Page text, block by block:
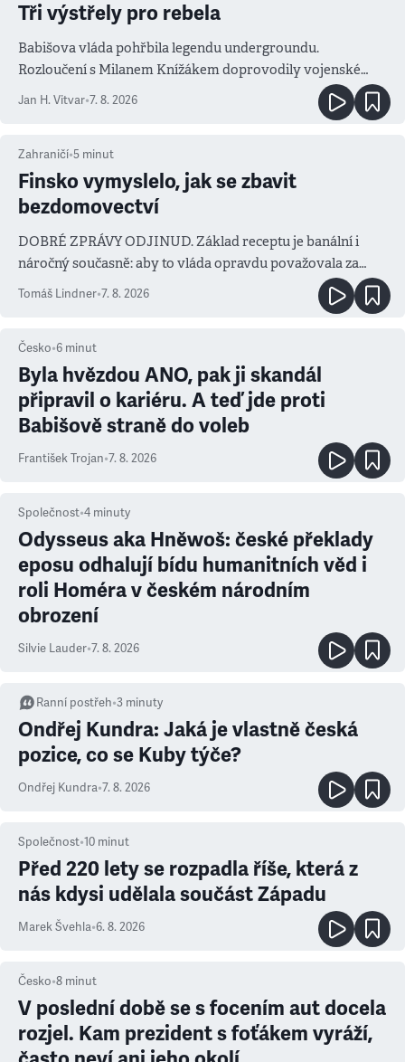
Tři výstřely pro rebela
Babišova vláda pohřbila legendu undergroundu.
Rozloučení s Milanem Knížákem doprovodily vojenské
salvy i kritika pokrokářů
Jan H. Vitvar•7. 8. 2026
Zahraničí•5 minut
Finsko vymyslelo, jak se zbavit
bezdomovectví
DOBRÉ ZPRÁVY ODJINUD. Základ receptu je banální i
náročný současně: aby to vláda opravdu považovala za
prioritu
Tomáš Lindner•7. 8. 2026
Česko•6 minut
Byla hvězdou ANO, pak ji skandál
připravil o kariéru. A teď jde proti
Babišově straně do voleb
František Trojan•7. 8. 2026
Společnost•4 minuty
Odysseus aka Hněwoš: české překlady
eposu odhalují bídu humanitních věd i
roli Homéra v českém národním
obrození
Silvie Lauder•7. 8. 2026
Ranní postřeh•3 minuty
Ondřej Kundra: Jaká je vlastně česká
pozice, co se Kuby týče?
Ondřej Kundra•7. 8. 2026
Společnost•10 minut
Před 220 lety se rozpadla říše, která z
nás kdysi udělala součást Západu
Marek Švehla•6. 8. 2026
Česko•8 minut
V poslední době se s focením aut docela
rozjel. Kam prezident s foťákem vyráží,